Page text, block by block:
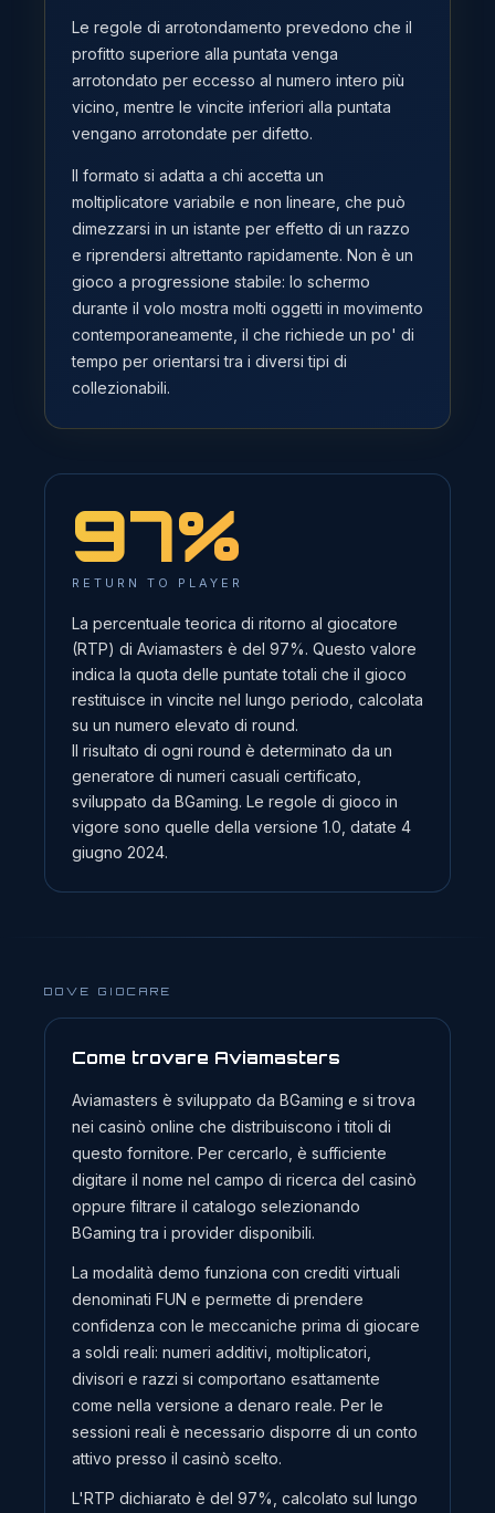
Le regole di arrotondamento prevedono che il
profitto superiore alla puntata venga
arrotondato per eccesso al numero intero più
vicino, mentre le vincite inferiori alla puntata
vengano arrotondate per difetto.
Il formato si adatta a chi accetta un
moltiplicatore variabile e non lineare, che può
dimezzarsi in un istante per effetto di un razzo
e riprendersi altrettanto rapidamente. Non è un
gioco a progressione stabile: lo schermo
durante il volo mostra molti oggetti in movimento
contemporaneamente, il che richiede un po' di
tempo per orientarsi tra i diversi tipi di
collezionabili.
97%
RETURN TO PLAYER
La percentuale teorica di ritorno al giocatore
(RTP) di Aviamasters è del 97%. Questo valore
indica la quota delle puntate totali che il gioco
restituisce in vincite nel lungo periodo, calcolata
su un numero elevato di round.
Il risultato di ogni round è determinato da un
generatore di numeri casuali certificato,
sviluppato da BGaming. Le regole di gioco in
vigore sono quelle della versione 1.0, datate 4
giugno 2024.
DOVE GIOCARE
Come trovare Aviamasters
Aviamasters è sviluppato da BGaming e si trova
nei casinò online che distribuiscono i titoli di
questo fornitore. Per cercarlo, è sufficiente
digitare il nome nel campo di ricerca del casinò
oppure filtrare il catalogo selezionando
BGaming tra i provider disponibili.
La modalità demo funziona con crediti virtuali
denominati FUN e permette di prendere
confidenza con le meccaniche prima di giocare
a soldi reali: numeri additivi, moltiplicatori,
divisori e razzi si comportano esattamente
come nella versione a denaro reale. Per le
sessioni reali è necessario disporre di un conto
attivo presso il casinò scelto.
L'RTP dichiarato è del 97%, calcolato sul lungo